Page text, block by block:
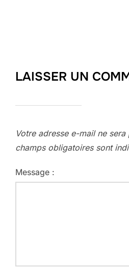
LAISSER UN
Votre adresse e-mail ne sera
champs obligatoires sont
Message :